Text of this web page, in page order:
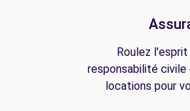
Roulez l'esprit
responsabilité
locations pour